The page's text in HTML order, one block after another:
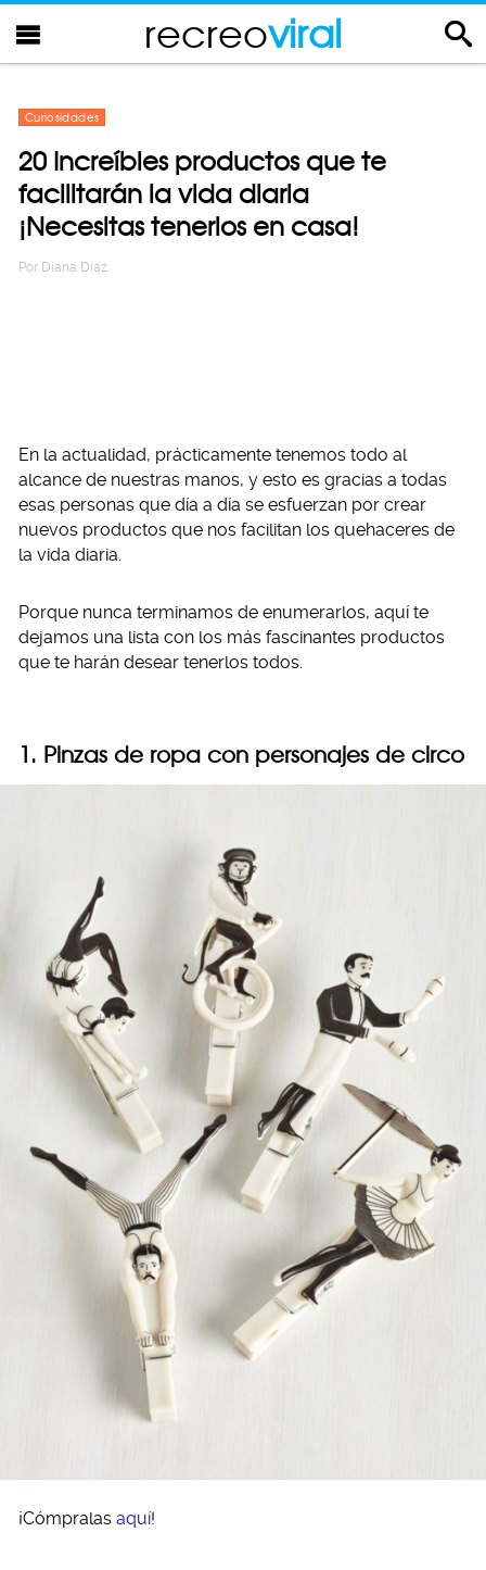
recreoviral
Curiosidades
20 Increíbles productos que te
facilitarán la vida diaria
¡Necesitas tenerlos en casa!
Por Diana Diaz
En la actualidad, prácticamente tenemos todo al
alcance de nuestras manos, y esto es gracias a todas
esas personas que día a día se esfuerzan por crear
nuevos productos que nos facilitan los quehaceres de
la vida diaria.
Porque nunca terminamos de enumerarlos, aquí te
dejamos una lista con los más fascinantes productos
que te harán desear tenerlos todos.
1. Pinzas de ropa con personajes de circo
¡Cómpralas aquí!